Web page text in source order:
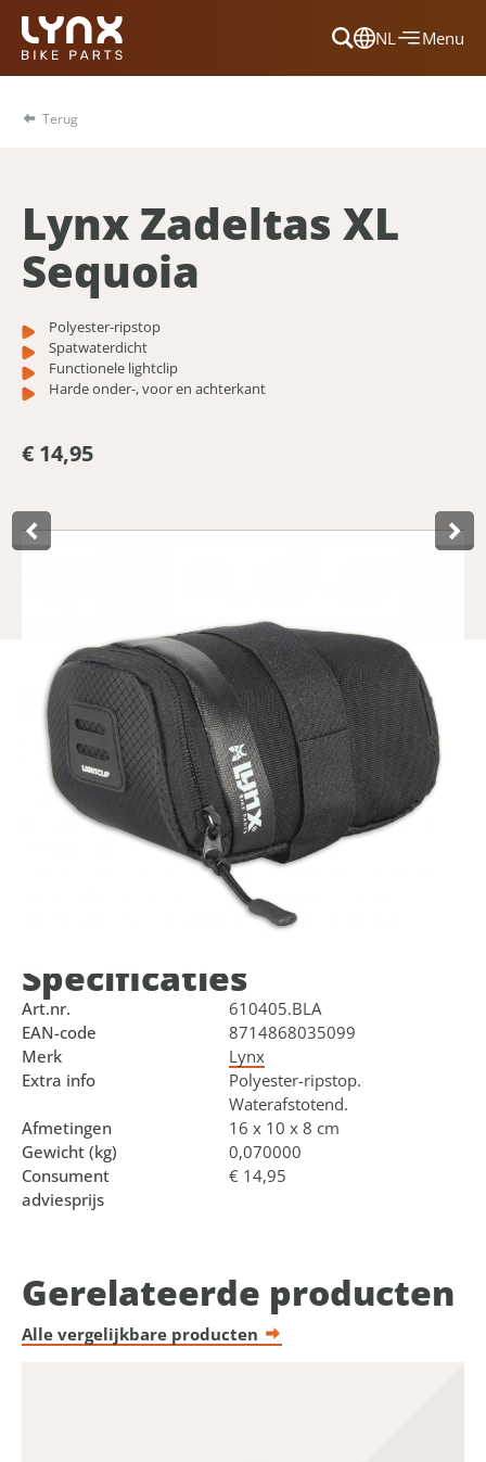
NL
Dansk
Nederlands
Menu
Terug
Lynx Zadeltas XL
Sequoia
Polyester-ripstop
Spatwaterdicht
Functionele lightclip
Harde onder-, voor en achterkant
€ 14,95
Product­omschrijving
Deze ruime stevige zadeltas van Lynx is gemakkelijk te
monteren aan alle types fietszadels. De moderne zadeltas
is voorzien van een harde onder-, voor- en achterkant en is
gemaakt van 600D polyester en rip-stop. De PU coating
toplaag maakt de tas spatwaterdicht. Verder kunt u
makkelijk een fietslampje bevestigen aan de functionele
lightclip. De binnenkant is netjes afgewerkt met een
blauwe voering, lusje voor de sleutels en opbergvak.
Specificaties
Art.nr.
610405.BLA
EAN-code
8714868035099
Merk
Lynx
Extra info
Polyester-ripstop.
Waterafstotend.
Afmetingen
16 x 10 x 8 cm
Gewicht (kg)
0,070000
Consument
adviesprijs
€ 14,95
Gerelateerde producten
Alle vergelijkbare producten